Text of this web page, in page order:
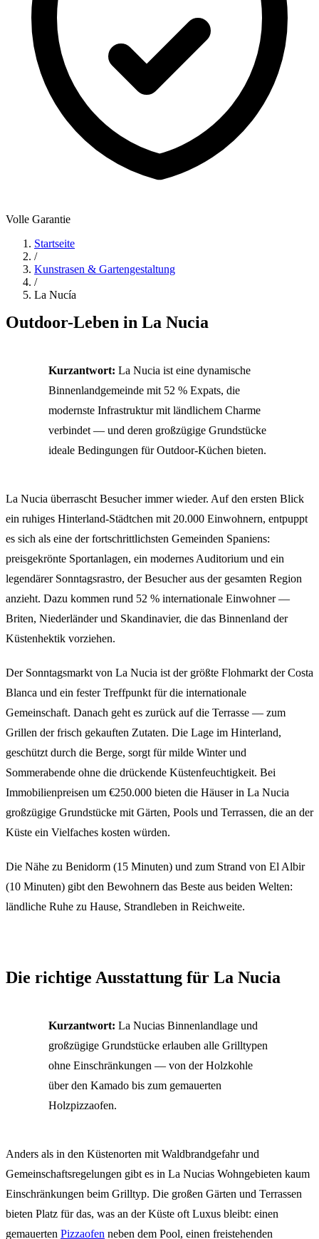
Volle Garantie
Startseite
/
Kunstrasen & Gartengestaltung
/
La Nucía
Outdoor-Leben in La Nucia
Kurzantwort: La Nucia ist eine dynamische
Binnenlandgemeinde mit 52 % Expats, die
modernste Infrastruktur mit ländlichem Charme
verbindet — und deren großzügige Grundstücke
ideale Bedingungen für Outdoor-Küchen bieten.
La Nucia überrascht Besucher immer wieder. Auf den ersten Blick
ein ruhiges Hinterland-Städtchen mit 20.000 Einwohnern, entpuppt
es sich als eine der fortschrittlichsten Gemeinden Spaniens:
preisgekrönte Sportanlagen, ein modernes Auditorium und ein
legendärer Sonntagsrastro, der Besucher aus der gesamten Region
anzieht. Dazu kommen rund 52 % internationale Einwohner —
Briten, Niederländer und Skandinavier, die das Binnenland der
Küstenhektik vorziehen.
Der Sonntagsmarkt von La Nucia ist der größte Flohmarkt der Costa
Blanca und ein fester Treffpunkt für die internationale
Gemeinschaft. Danach geht es zurück auf die Terrasse — zum
Grillen der frisch gekauften Zutaten. Die Lage im Hinterland,
geschützt durch die Berge, sorgt für milde Winter und
Sommerabende ohne die drückende Küstenfeuchtigkeit. Bei
Immobilienpreisen um €250.000 bieten die Häuser in La Nucia
großzügige Grundstücke mit Gärten, Pools und Terrassen, die an der
Küste ein Vielfaches kosten würden.
Die Nähe zu Benidorm (15 Minuten) und zum Strand von El Albir
(10 Minuten) gibt den Bewohnern das Beste aus beiden Welten:
ländliche Ruhe zu Hause, Strandleben in Reichweite.
Die richtige Ausstattung für La Nucia
Kurzantwort: La Nucias Binnenlandlage und
großzügige Grundstücke erlauben alle Grilltypen
ohne Einschränkungen — von der Holzkohle
über den Kamado bis zum gemauerten
Holzpizzaofen.
Anders als in den Küstenorten mit Waldbrandgefahr und
Gemeinschaftsregelungen gibt es in La Nucias Wohngebieten kaum
Einschränkungen beim Grilltyp. Die großen Gärten und Terrassen
bieten Platz für das, was an der Küste oft Luxus bleibt: einen
gemauerten Pizzaofen neben dem Pool, einen freistehenden